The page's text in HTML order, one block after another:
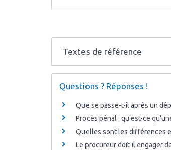
Textes de référence
Questions ? Réponses !
Que se passe-t-il après un
Procès pénal : qu'est-ce
Quelles sont les différences
Le procureur doit-il engager